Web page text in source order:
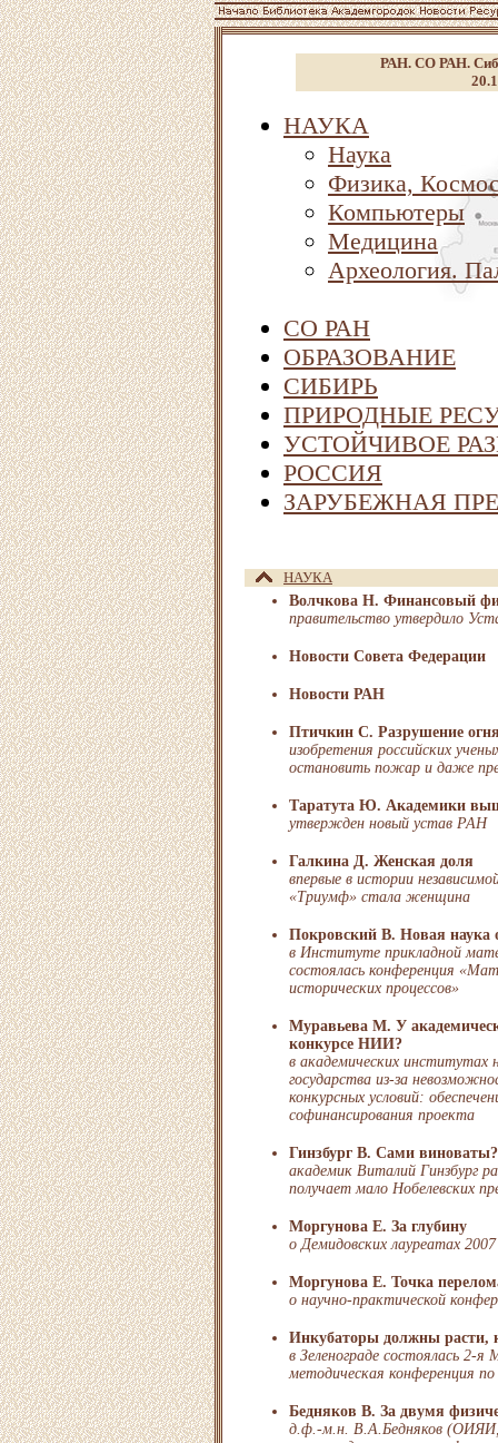
РАН. СО РАН.
НАУКА
Наука
Физика,
Компьютеры
Медицина
Археология.
СО РАН
ОБРАЗОВАНИЕ
СИБИРЬ
ПРИРОДНЫЕ
УСТОЙЧИВОЕ
РОССИЯ
ЗАРУБЕЖНАЯ
НАУКА
Волчкова Н. Финансовый
правительство утвердило
Новости Совета Федерации
Новости РАН
Птичкин С. Разрушение
изобретения российских
остановить пожар и даже
Таратута Ю. Академики
утвержден новый устав РАН
Галкина Д. Женская доля
впервые в истории
«Триумф» стала женщина
Покровский В. Новая наука
в Институте прикладной
состоялась конференция
исторических процессов»
Муравьева М. У
конкурсе НИИ?
в академических
государства из-за
конкурсных условий:
софинансирования проекта
Гинзбург В. Сами виноваты?
академик Виталий Гинзбург
получает мало Нобелевских
Моргунова Е. За глубину
о Демидовских лауреатах 2007
Моргунова Е. Точка
о научно-практической
Инкубаторы должны расти,
в Зеленограде состоялась 2-
методическая конференция
Бедняков В. За двумя
д.ф.-м.н. В.А.Бедняков